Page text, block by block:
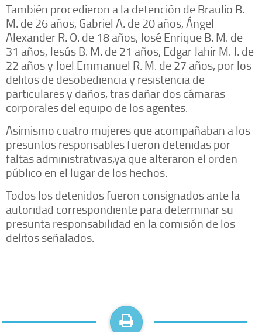
También procedieron a la detención de Braulio B.
M. de 26 años, Gabriel A. de 20 años, Ángel
Alexander R. O. de 18 años, José Enrique B. M. de
31 años, Jesús B. M. de 21 años, Edgar Jahir M. J. de
22 años y Joel Emmanuel R. M. de 27 años, por los
delitos de desobediencia y resistencia de
particulares y daños, tras dañar dos cámaras
corporales del equipo de los agentes.
Asimismo cuatro mujeres que acompañaban a los
presuntos responsables fueron detenidas por
faltas administrativas,ya que alteraron el orden
público en el lugar de los hechos.
Todos los detenidos fueron consignados ante la
autoridad correspondiente para determinar su
presunta responsabilidad en la comisión de los
delitos señalados.